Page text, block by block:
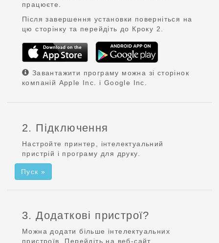
працюєте.
Після завершення установки поверніться на
цю сторінку та перейдіть до Кроку 2.
Завантажити програму можна зі сторінок
компаній Apple Inc. і Google Inc.
2. Підключення
Настройте принтер, інтелектуальний
пристрій і програму для друку.
Пуск »
3. Додаткові пристрої?
Можна додати більше інтелектуальних
пристроїв. Перейдіть на веб-сайт